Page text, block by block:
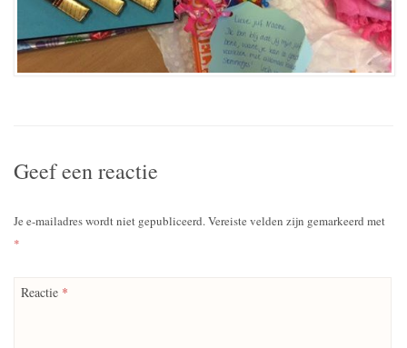
Geef een reactie
Je e-mailadres wordt niet gepubliceerd.Vereiste velden zijn gemarkeerd met
*
Reactie *